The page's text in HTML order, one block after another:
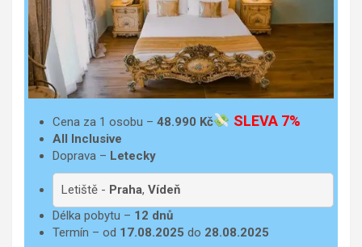
Cena za 1 osobu – 48.990 Kč SLEVA 7%
All Inclusive
Doprava – Letecky
Letiště - Praha, Vídeň
Délka pobytu – 12 dnů
Termín – od 17.08.2025 do 28.08.2025